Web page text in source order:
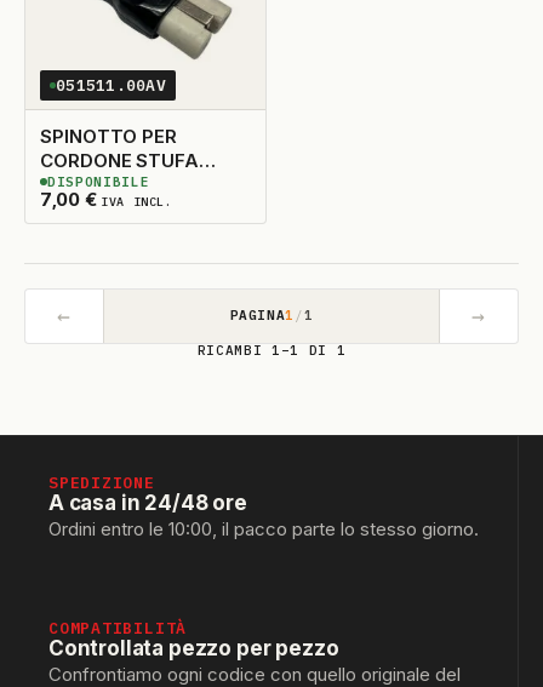
051511.00AV
SPINOTTO PER
CORDONE STUFA
10/18A
7,00 € IVA INCL.
3DISPONIBILI
DISPONIBILE
← PAGINA1 /1 →
RICAMBI 1–1 DI 1
SPEDIZIONE
A casa in 24/48 ore
Ordini entro le 10:00, il pacco parte lo stesso giorno.
COMPATIBILITÀ
Controllata pezzo per pezzo
Confrontiamo ogni codice con quello originale del